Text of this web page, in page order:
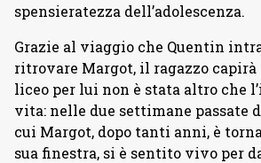
spensieratezza dell’adolescenza.
Grazie al viaggio che Quentin
ritrovare Margot, il ragazzo capirà
liceo per lui non è stata altro che
vita: nelle due settimane passate
cui Margot, dopo tanti anni, è
sua finestra, si è sentito vivo per